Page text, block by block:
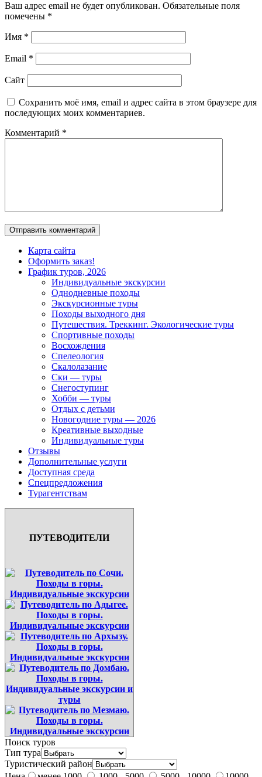
Ваш адрес email не будет опубликован. Обязательные поля
помечены *
Имя *
Email *
Сайт
Сохранить моё имя, email и адрес сайта в этом браузере для
последующих моих комментариев.
Комментарий *
Карта сайта
Оформить заказ!
График туров, 2026
Индивидуальные экскурсии
Однодневные походы
Экскурсионные туры
Походы выходного дня
Путешествия. Треккинг. Экологические туры
Спортивные походы
Восхождения
Спелеология
Скалолазание
Ски — туры
Снегоступинг
Хобби — туры
Отдых с детьми
Новогодние туры — 2026
Креативные выходные
Индивидуальные туры
Отзывы
Дополнительные услуги
Доступная среда
Спецпредложения
Турагентствам
ПУТЕВОДИТЕЛИ
Поиск туров
Тип тура
Туристический район